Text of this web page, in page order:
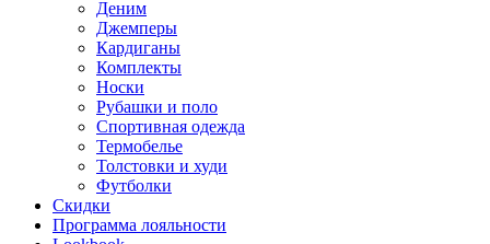
Деним
Джемперы
Кардиганы
Комплекты
Носки
Рубашки и поло
Спортивная одежда
Термобелье
Толстовки и худи
Футболки
Скидки
Программа лояльности